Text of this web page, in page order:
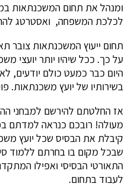
ומנהל את תחום המשכנתאות
לכלכת המשפחה, ואסטרטג
תחום ייעוץ המשכנתאות צובר
על כך. ככל שיהיו יותר יועצי
היום כבר כמעט כולם יודעים,
בשירותיו של יועץ משכנתאות.
אז החלטתם להירשם למבחני
מעולה! רובכם כנראה למדתם
קיבלת את הבסיס שכל יועץ
שבכל מקום בו בחרתם ללמוד
התאורטי הבסיסי ואפילו
לעבוד בתחום.